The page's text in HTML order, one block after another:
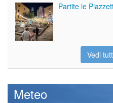
Partite le
Vedi
Meteo